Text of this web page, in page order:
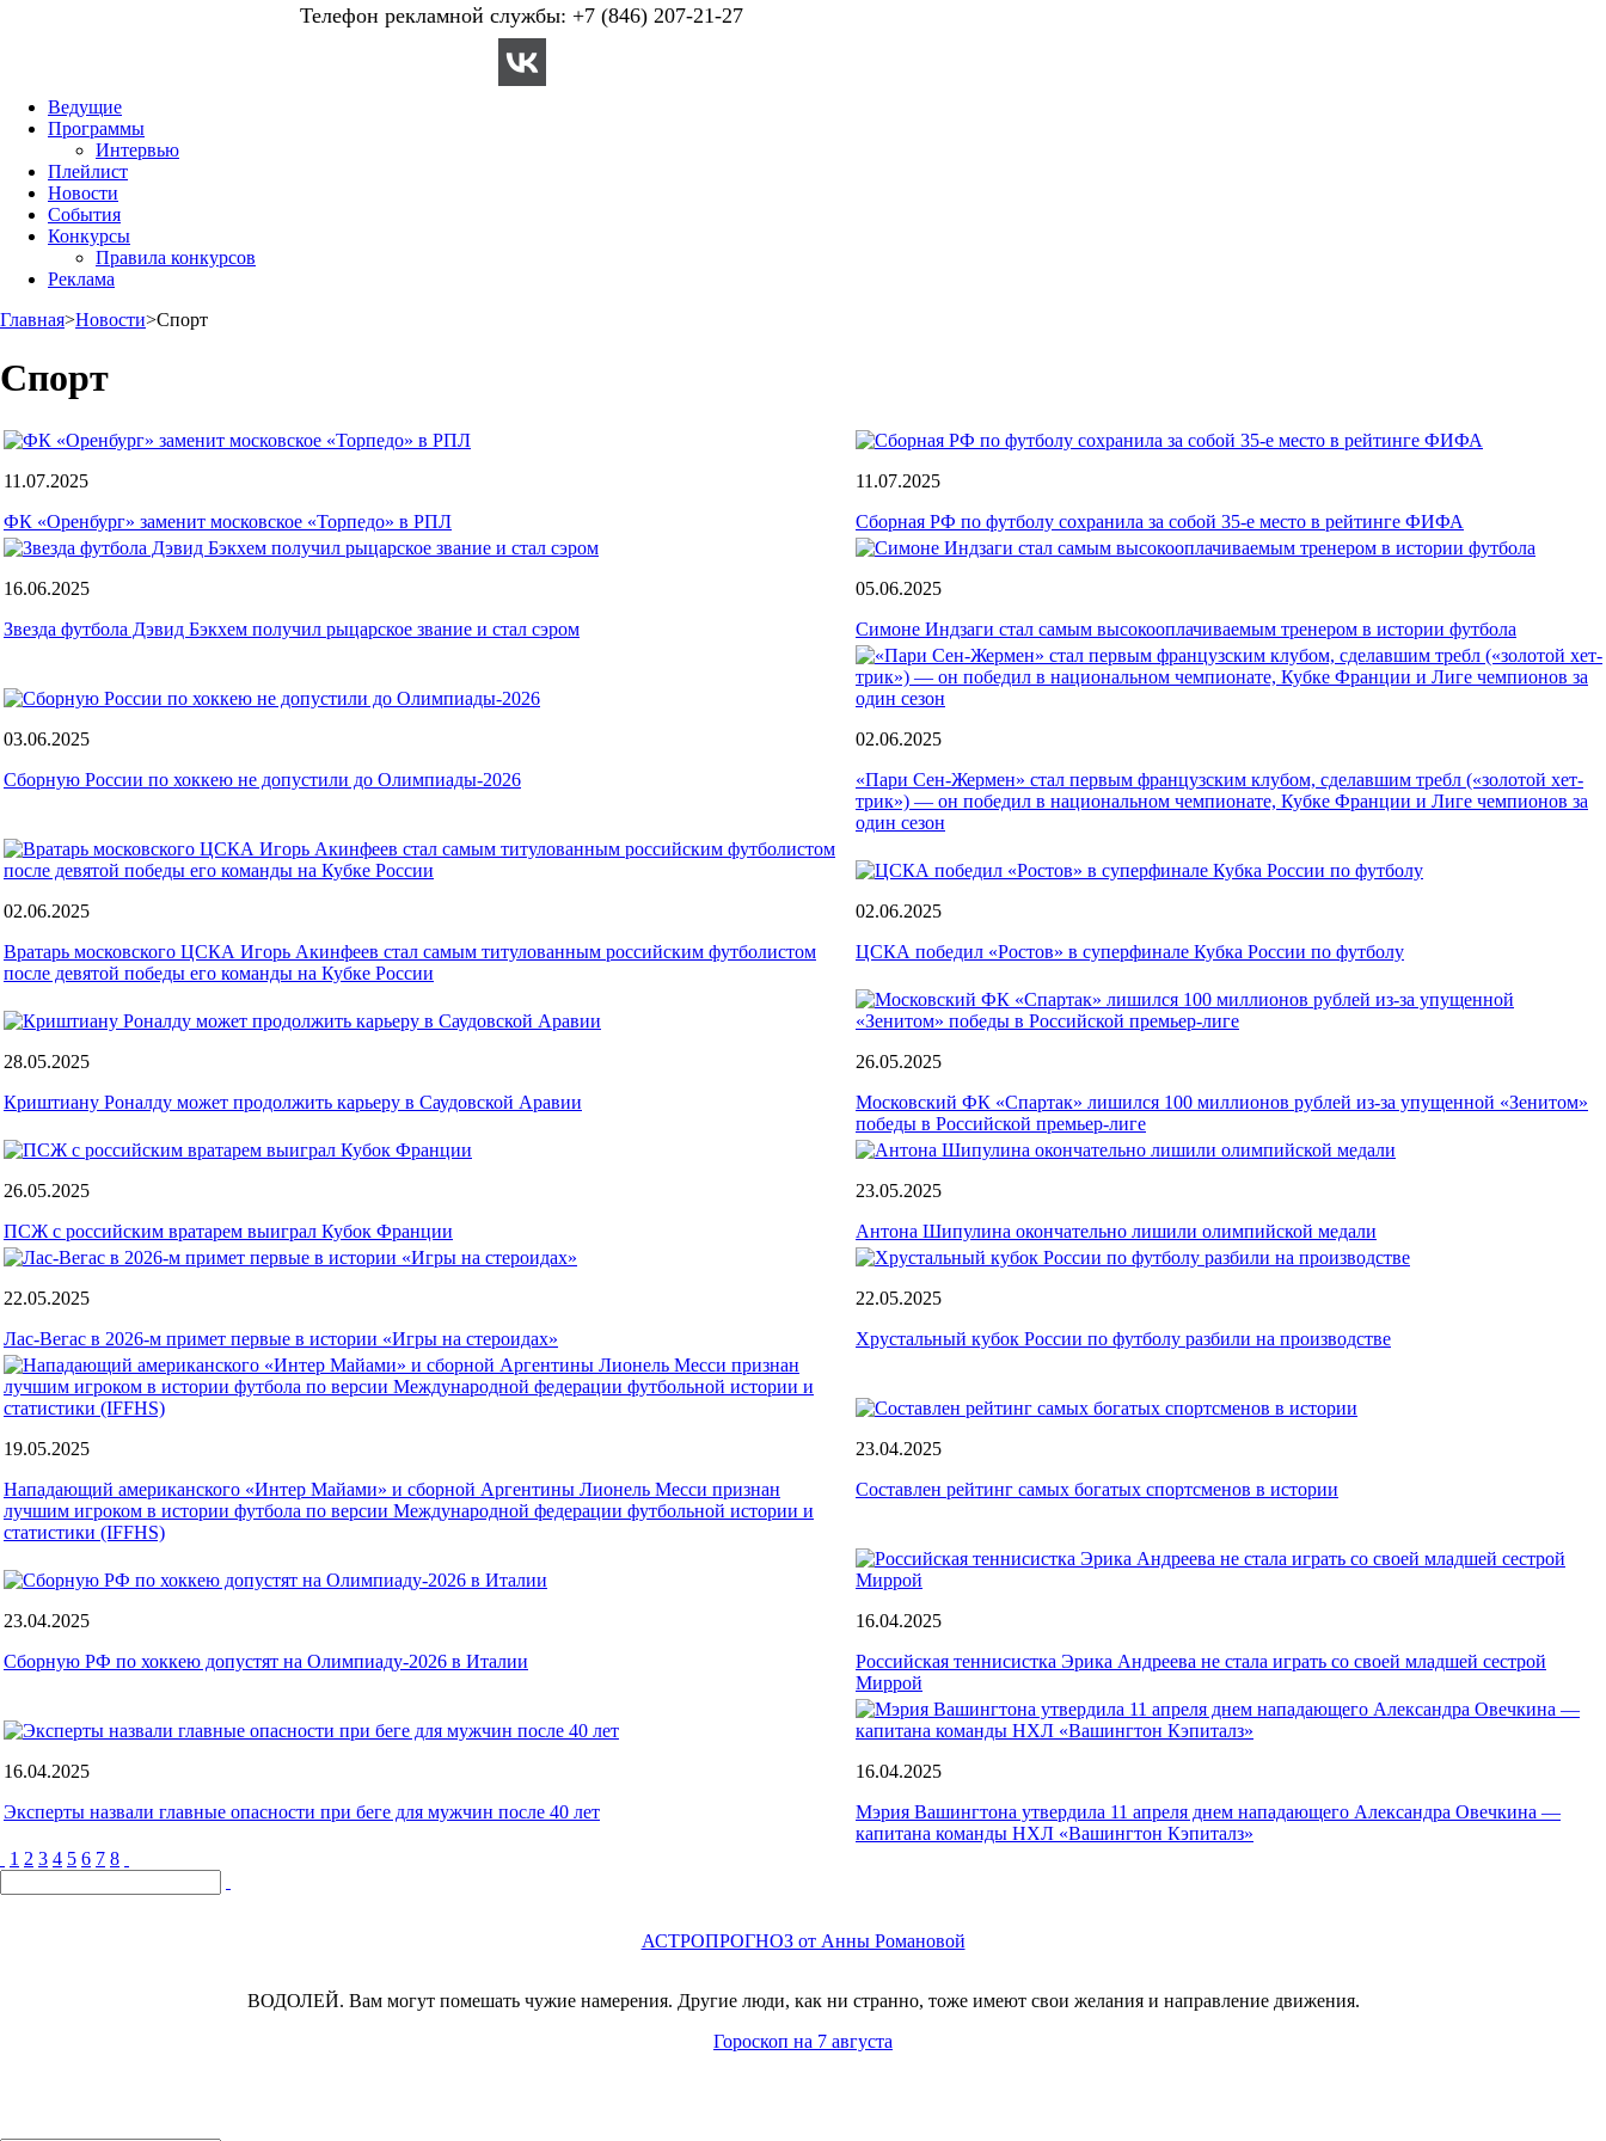
Телефон рекламной службы: +7 (846) 207-21-27
Ведущие
Программы
Интервью
Плейлист
Новости
События
Конкурсы
Правила конкурсов
Реклама
Главная>Новости>Спорт
Спорт
11.07.2025
ФК «Оренбург» заменит московское «Торпедо» в РПЛ
11.07.2025
Сборная РФ по футболу сохранила за собой 35-е место в рейтинге ФИФА
16.06.2025
Звезда футбола Дэвид Бэкхем получил рыцарское звание и стал сэром
05.06.2025
Симоне Индзаги стал самым высокооплачиваемым тренером в истории футбола
03.06.2025
Сборную России по хоккею не допустили до Олимпиады-2026
02.06.2025
«Пари Сен-Жермен» стал первым французским клубом, сделавшим требл («золотой хет-
трик») — он победил в национальном чемпионате, Кубке Франции и Лиге чемпионов за
один сезон
02.06.2025
Вратарь московского ЦСКА Игорь Акинфеев стал самым титулованным российским футболистом
после девятой победы его команды на Кубке России
02.06.2025
ЦСКА победил «Ростов» в суперфинале Кубка России по футболу
28.05.2025
Криштиану Роналду может продолжить карьеру в Саудовской Аравии
26.05.2025
Московский ФК «Спартак» лишился 100 миллионов рублей из-за упущенной «Зенитом»
победы в Российской премьер-лиге
26.05.2025
ПСЖ с российским вратарем выиграл Кубок Франции
23.05.2025
Антона Шипулина окончательно лишили олимпийской медали
22.05.2025
Лас-Вегас в 2026-м примет первые в истории «Игры на стероидах»
22.05.2025
Хрустальный кубок России по футболу разбили на производстве
19.05.2025
Нападающий американского «Интер Майами» и сборной Аргентины Лионель Месси признан
лучшим игроком в истории футбола по версии Международной федерации футбольной истории и
статистики (IFFHS)
23.04.2025
Составлен рейтинг самых богатых спортсменов в истории
23.04.2025
Сборную РФ по хоккею допустят на Олимпиаду-2026 в Италии
16.04.2025
Российская теннисистка Эрика Андреева не стала играть со своей младшей сестрой
Миррой
16.04.2025
Эксперты назвали главные опасности при беге для мужчин после 40 лет
16.04.2025
Мэрия Вашингтона утвердила 11 апреля днем нападающего Александра Овечкина —
капитана команды НХЛ «Вашингтон Кэпиталз»
1 2 3 4 5 6 7 8
АСТРОПРОГНОЗ от Анны Романовой
ВОДОЛЕЙ. Вам могут помешать чужие намерения. Другие люди, как ни странно, тоже имеют свои желания и направление движения.
Гороскоп на 7 августа